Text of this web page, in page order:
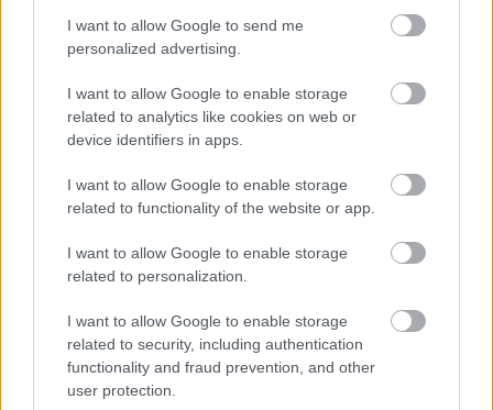
I want to allow Google to send me
personalized advertising.
I want to allow Google to enable storage
related to analytics like cookies on web or
device identifiers in apps.
I want to allow Google to enable storage
related to functionality of the website or app.
I want to allow Google to enable storage
related to personalization.
I want to allow Google to enable storage
related to security, including authentication
functionality and fraud prevention, and other
user protection.
Kép: fauxels, Pexels
Én és a digitalizáció
Mit jelent ez egyéni szinten? Mit jelent ez nekem? A
digitális transzformáció egyik sikerkritériuma az
rugalmasan tudnak alkalmazkodni a folyamatos
változásokhoz és a digitalizáció hozta új
feladatokhoz, akik egy folyamat bármely pontjába
beilleszthetőek. A cégek digitális transzformációja
látható módon zajlik, érdemes követni ezeket. Sokat
elárul egy cégről és annak szervezeti, strukturális
működési modelljéről, kultúrájáról, hogy milyen